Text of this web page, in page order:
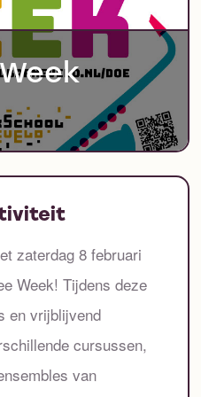
zaterdag 8 februari
Week! Tijdens deze
en vrijblijvend
cursussen,
van